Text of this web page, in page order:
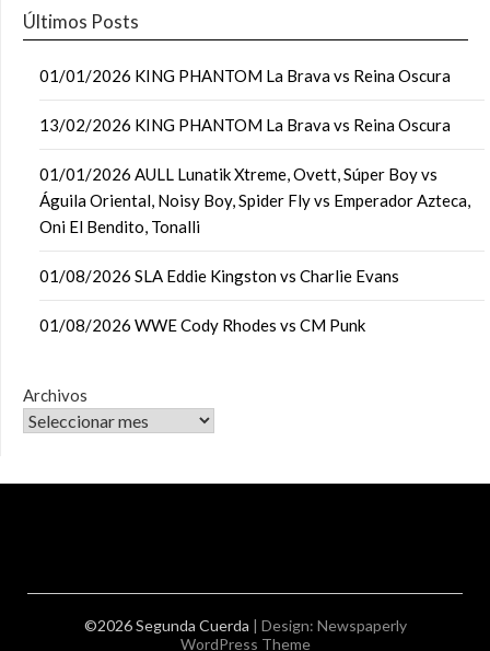
Últimos Posts
01/01/2026 KING PHANTOM La Brava vs Reina Oscura
13/02/2026 KING PHANTOM La Brava vs Reina Oscura
01/01/2026 AULL Lunatik Xtreme, Ovett, Súper Boy vs
Águila Oriental, Noisy Boy, Spider Fly vs Emperador Azteca,
Oni El Bendito, Tonalli
01/08/2026 SLA Eddie Kingston vs Charlie Evans
01/08/2026 WWE Cody Rhodes vs CM Punk
Archivos
©2026 Segunda Cuerda | Design: Newspaperly
WordPress Theme